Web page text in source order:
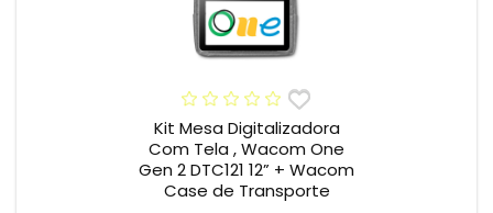
Kit Mesa Digitalizadora
Com Tela , Wacom One
Gen 2 DTC121 12” + Wacom
Case de Transporte